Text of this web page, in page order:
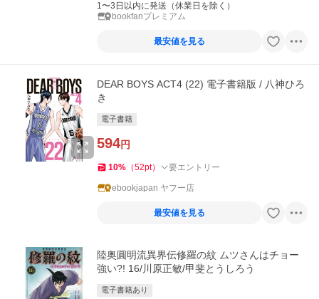
1〜3日以内に発送（休業日を除く）
bookfanプレミアム
最安値を見る
DEAR BOYS ACT4 (22) 電子書籍版 / 八神ひろ
き
電子書籍
594円
10% （52pt） 要エントリー
ebookjapan ヤフー店
最安値を見る
陸奥圓明流異界伝修羅の紋 ムツさんはチョー
強い?! 16/川原正敏/甲斐とうしろう
電子書籍あり